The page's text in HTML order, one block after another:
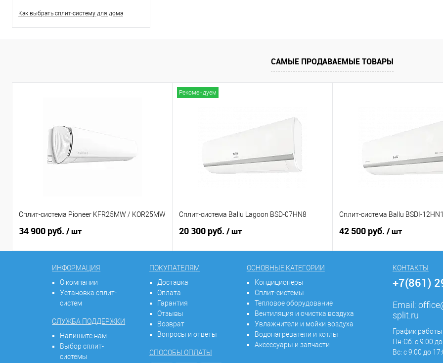
Как выбрать сплит-систему для дома
САМЫЕ ПРОДАВАЕМЫЕ ТОВАРЫ
Сплит-система Pioneer KFR25MW / KOR25MW
34 900 руб. / шт
Рекомендуем
Сплит-система Ballu Lagoon BSD-07HN8
20 300 руб. / шт
Сплит-система Ballu BSDI-12HN1
42 500 руб. / шт
ИНФОРМАЦИЯ
О компании
Установка сплит-
систем
СЛУЖБА ПОДДЕРЖКИ
Напишите нам
Выбор сплит-
системы
ПОКУПАТЕЛЯМ
Доставка
Оплата
Гарантия
Отзывы
Возврат
Вопросы и ответы
СПОСОБЫ ОПЛАТЫ
ОСНОВНЫЕ КАТЕГОРИИ
Кондиционеры
Сплит-системы
Тепловое оборудование
Вентиляция и очистка воздуха
Увлажнители и мойки воздуха
Водонагреватели и котлы
Аксессуары и запчасти
КОНТАКТЫ
+7(861)
Email:
split.ru
График работы
Пн-Сб: с 9:00
Вс: с 9:00 до